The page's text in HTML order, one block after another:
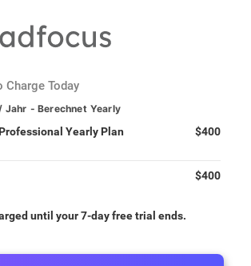
Charge Today
/ Jahr - Berechnet Yearly
Yearly Plan $400
$400
until your 7-day free trial ends.